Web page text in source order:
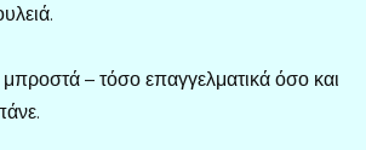
– τόσο επαγγελματικά όσο και